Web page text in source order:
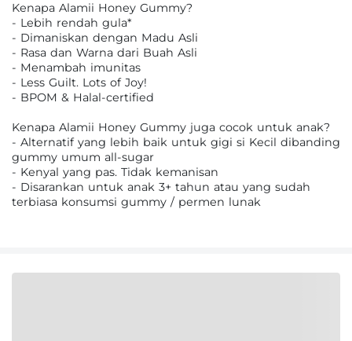
Kenapa Alamii Honey Gummy?
- Lebih rendah gula*
- Dimaniskan dengan Madu Asli
- Rasa dan Warna dari Buah Asli
- Menambah imunitas
- Less Guilt. Lots of Joy!
- BPOM & Halal-certified
Kenapa Alamii Honey Gummy juga cocok untuk anak?
- Alternatif yang lebih baik untuk gigi si Kecil dibanding
gummy umum all-sugar
- Kenyal yang pas. Tidak kemanisan
- Disarankan untuk anak 3+ tahun atau yang sudah
terbiasa konsumsi gummy / permen lunak